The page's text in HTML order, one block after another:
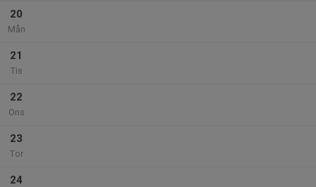
20
Mån
21
Tis
22
Ons
23
Tor
24